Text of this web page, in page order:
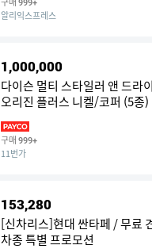
999+
알리익스프레스
1,000,000
다이슨 멀티 스타일러 앤 드라
오리진 플러스 니켈/코퍼 (5종
품 [안심발송 서비스]
구매 999+
11번가
153,280
[신차리스]현대 싼타페 / 무료
차종 특별 프로모션